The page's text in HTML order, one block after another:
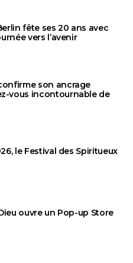
fête ses 20 ans avec
vers l’avenir
son ancrage
vous incontournable de
le Festival des Spiritueux
ouvre un Pop-up Store